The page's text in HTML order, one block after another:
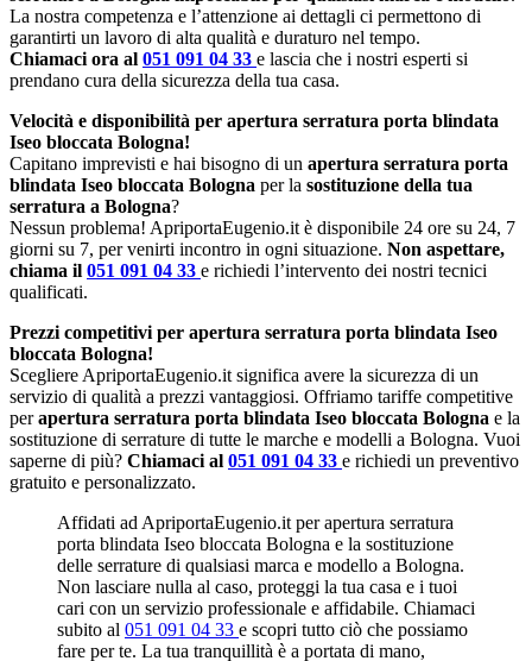
La nostra competenza e l’attenzione ai dettagli ci permettono di
garantirti un lavoro di alta qualità e duraturo nel tempo.
Chiamaci ora al 051 091 04 33 e lascia che i nostri esperti si
prendano cura della sicurezza della tua casa.
Velocità e disponibilità per apertura serratura porta blindata
Iseo bloccata Bologna!
Capitano imprevisti e hai bisogno di un apertura serratura porta
blindata Iseo bloccata Bologna per la sostituzione della tua
serratura a Bologna?
Nessun problema! ApriportaEugenio.it è disponibile 24 ore su 24, 7
giorni su 7, per venirti incontro in ogni situazione. Non aspettare,
chiama il 051 091 04 33 e richiedi l’intervento dei nostri tecnici
qualificati.
Prezzi competitivi per apertura serratura porta blindata Iseo
bloccata Bologna!
Scegliere ApriportaEugenio.it significa avere la sicurezza di un
servizio di qualità a prezzi vantaggiosi. Offriamo tariffe competitive
perapertura serratura porta blindata Iseo bloccata Bologna e la
sostituzione di serrature di tutte le marche e modelli a Bologna. Vuoi
saperne di più? Chiamaci al 051 091 04 33 e richiedi un preventivo
gratuito e personalizzato.
Affidati ad ApriportaEugenio.it per apertura serratura
porta blindata Iseo bloccata Bologna e la sostituzione
delle serrature di qualsiasi marca e modello a Bologna.
Non lasciare nulla al caso, proteggi la tua casa e i tuoi
cari con un servizio professionale e affidabile. Chiamaci
subito al 051 091 04 33 e scopri tutto ciò che possiamo
fare per te. La tua tranquillità è a portata di mano,